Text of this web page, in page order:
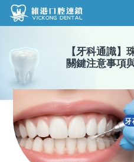
維港
品
環
醫
收費
N
收費
植
醫生
【 牙科通識】
關鍵注意事項